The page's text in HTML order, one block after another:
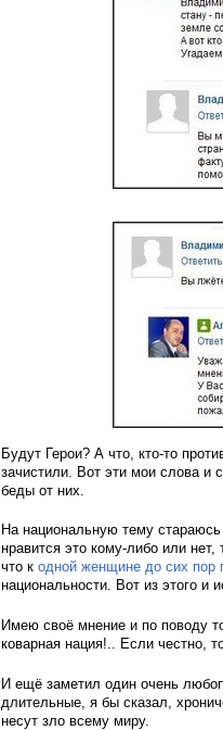
Будут Герои? А что, кто-то
зачистили. Вот эти мои слова и
беды от них.
На национальную тему
нравится это кому-либо или
что к одной женщине до сих пор
национальности. Вот из этого и
Имею своё мнение и по поводу
коварная нация!.. Если честно,
И ещё заметил один очень
длительные, я бы сказал,
несут зло всему миру.